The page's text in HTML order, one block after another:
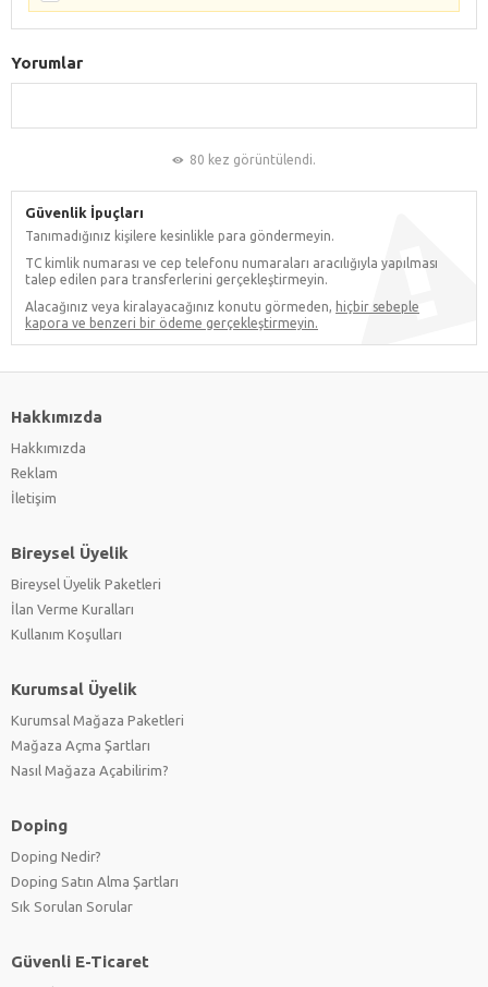
Yorumlar
80 kez görüntülendi.
Güvenlik İpuçları
Tanımadığınız kişilere kesinlikle para göndermeyin.
TC kimlik numarası ve cep telefonu numaraları aracılığıyla yapılması
talep edilen para transferlerini gerçekleştirmeyin.
Alacağınız veya kiralayacağınız konutu görmeden, hiçbir sebeple
kapora ve benzeri bir ödeme gerçekleştirmeyin.
Hakkımızda
Hakkımızda
Reklam
İletişim
Bireysel Üyelik
Bireysel Üyelik Paketleri
İlan Verme Kuralları
Kullanım Koşulları
Kurumsal Üyelik
Kurumsal Mağaza Paketleri
Mağaza Açma Şartları
Nasıl Mağaza Açabilirim?
Doping
Doping Nedir?
Doping Satın Alma Şartları
Sık Sorulan Sorular
Güvenli E-Ticaret